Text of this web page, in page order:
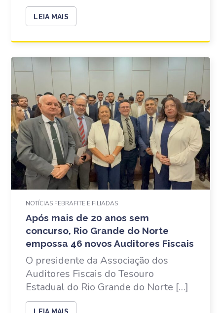
LEIA MAIS
NOTÍCIAS FEBRAFITE E FILIADAS
Após mais de 20 anos sem
concurso, Rio Grande do Norte
empossa 46 novos Auditores Fiscais
O presidente da Associação dos
Auditores Fiscais do Tesouro
Estadual do Rio Grande do Norte […]
LEIA MAIS